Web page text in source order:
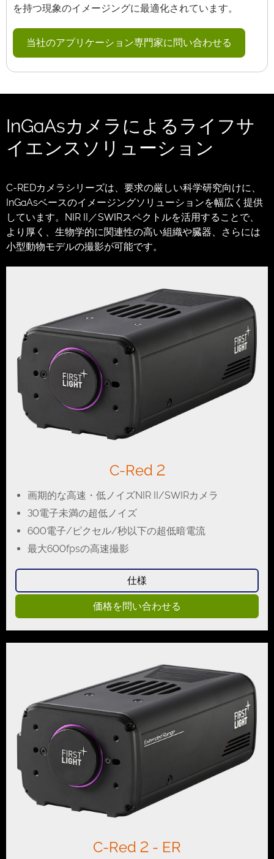
を持つ現象のイメージングに最適化されています。
当社のアプリケーション専門家に問い合わせる
InGaAsカメラによるライフサ
イエンスソリューション
C-REDカメラシリーズは、要求の厳しい科学研究向けに、
InGaAsベースのイメージングソリューションを幅広く提供
しています。NIR II／SWIRスペクトルを活用することで、
より厚く、生物学的に関連性の高い組織や臓器、さらには
小型動物モデルの撮影が可能です。
C-Red 2
画期的な高速・低ノイズNIR II/SWIRカメラ
30電子未満の超低ノイズ
600電子/ピクセル/秒以下の超低暗電流
最大600fpsの高速撮影
仕様
価格を問い合わせる
C-Red 2 - ER